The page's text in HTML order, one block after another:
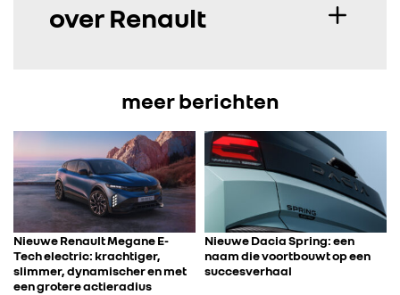
over Renault
meer berichten
Nieuwe Renault Megane E-
Tech electric: krachtiger,
slimmer, dynamischer en met
een grotere actieradius
Nieuwe Dacia Spring: een
naam die voortbouwt op een
succesverhaal